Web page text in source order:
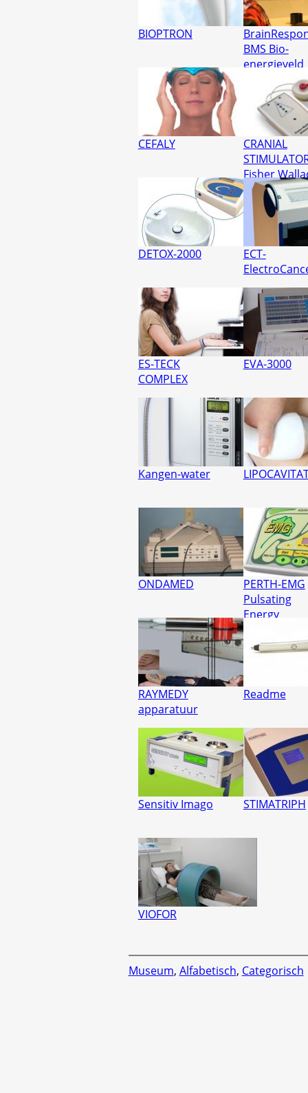
BIOPTRON
BMS Bio-
energieveld
CEFALY
CRANIAL
Fisher
DETOX-2000
ECT-
ES-TECK
COMPLEX
EVA-3000
Kangen-water
ONDAMED
PERTH-EMG
Pulsating
Energy
Resonant
Therapy
RAYMEDY
apparatuur
Readme
Sensitiv Imago STIMATRIPH
VIOFOR
Museum, Alfabetisch, Categorisch